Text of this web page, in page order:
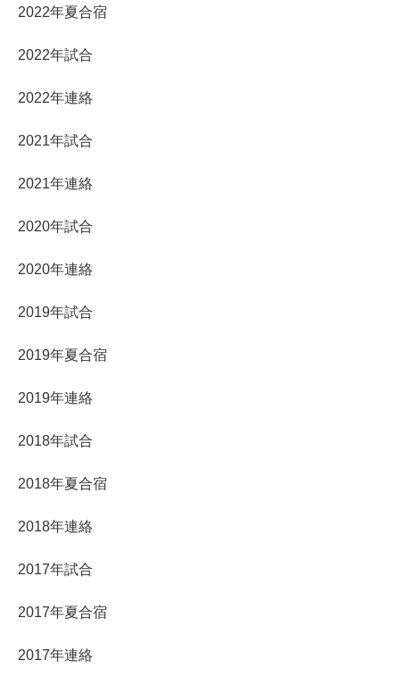
2022年夏合宿
2022年試合
2022年連絡
2021年試合
2021年連絡
2020年試合
2020年連絡
2019年試合
2019年夏合宿
2019年連絡
2018年試合
2018年夏合宿
2018年連絡
2017年試合
2017年夏合宿
2017年連絡